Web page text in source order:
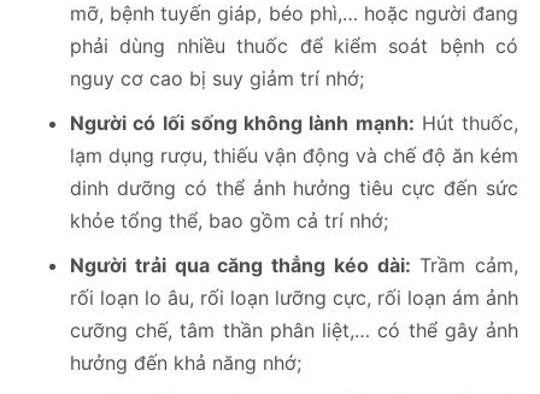
mỡ, bệnh tuyến giáp, béo phì,… hoặc người đang
phải dùng nhiều thuốc để kiểm soát bệnh có
nguy cơ cao bị suy giảm trí nhớ;
Người có lối sống không lành mạnh: Hút thuốc,
lạm dụng rượu, thiếu vận động và chế độ ăn kém
dinh dưỡng có thể ảnh hưởng tiêu cực đến sức
khỏe tổng thể, bao gồm cả trí nhớ;
Người trải qua căng thẳng kéo dài: Trầm cảm,
rối loạn lo âu, rối loạn lưỡng cực, rối loạn ám ảnh
cưỡng chế, tâm thần phân liệt,… có thể gây ảnh
hưởng đến khả năng nhớ;